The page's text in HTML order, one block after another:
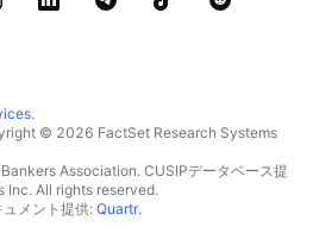
.
© 2026 FactSet Research Systems
Association. CUSIPデータベース提
Inc. All rights reserved.
メント提供: Quartr.